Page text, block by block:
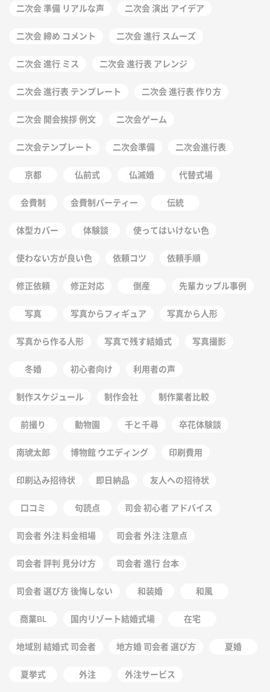
二次会 準備 リアルな声 二次会 演出 アイデア
二次会 締め コメント 二次会 進行 スムーズ
二次会 進行 ミス 二次会 進行表 アレンジ
二次会 進行表 テンプレート 二次会 進行表 作り方
二次会 開会挨拶 例文 二次会ゲーム
二次会テンプレート 二次会準備 二次会進行表
京都 仏前式 仏滅婚 代替式場
会費制 会費制パーティー 伝統
体型カバー 体験談 使ってはいけない色
使わない方が良い色 依頼コツ 依頼手順
修正依頼 修正対応 倒産 先輩カップル事例
写真 写真からフィギュア 写真から人形
写真から作る人形 写真で残す結婚式 写真撮影
冬婚 初心者向け 利用者の声
制作スケジュール 制作会社 制作業者比較
前撮り 動物園 千と千尋 卒花体験談
南琥太郎 博物館 ウエディング 印刷費用
印刷込み招待状 即日納品 友人への招待状
口コミ 句読点 司会 初心者 アドバイス
司会者 外注 料金相場 司会者 外注 注意点
司会者 評判 見分け方 司会者 進行 台本
司会者 選び方 後悔しない 和装婚 和風
商業BL 国内リゾート結婚式場 在宅
地域別 結婚式 司会者 地方婚 司会者 選び方 夏婚
夏挙式 外注 外注サービス